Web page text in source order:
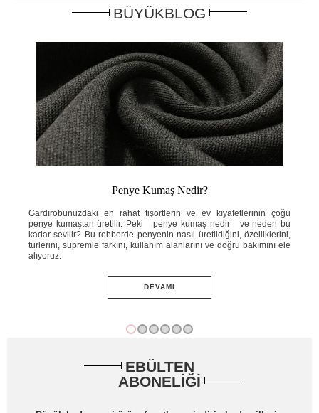
BÜYÜKBLOG
Penye Kumaş Nedir?
Gardırobunuzdaki en rahat tişörtlerin ve ev kıyafetlerinin çoğu
penye kumaştan üretilir. Peki penye kumaş nedir ve neden bu
kadar sevilir? Bu rehberde penyenin nasıl üretildiğini, özelliklerini,
türlerini, süpremle farkını, kullanım alanlarını ve doğru bakımını ele
alıyoruz.
DEVAMI
EBÜLTEN
ABONELİĞİ